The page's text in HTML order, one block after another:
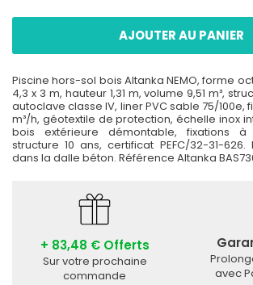
AJOUTER AU PANIER
Piscine hors-sol bois Altanka NEMO, forme
4,3 x 3 m, hauteur 1,31 m, volume 9,51 m³,
autoclave classe IV, liner PVC sable 75/100e,
m³/h, géotextile de protection, échelle inox
bois extérieure démontable, fixations à
structure 10 ans, certificat PEFC/32-31-
dans la dalle béton. Référence Altanka
+ 83,48 € Offerts
Sur votre prochaine
commande
avec